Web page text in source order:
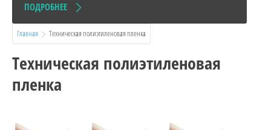
ПОДРОБНЕЕ
Главная
  Техническая полиэтиленовая пленка
Техническая полиэтиленовая
пленка